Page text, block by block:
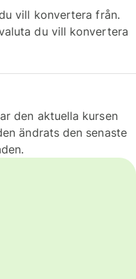
vill konvertera från.
du vill konvertera
den aktuella kursen
ändrats den senaste